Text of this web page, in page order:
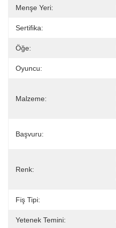
Menşe Yeri:
Sertifika:
Öğe:
Oyuncu:
Malzeme:
Başvuru:
Renk:
Fiş Tipi:
Yetenek Temini: